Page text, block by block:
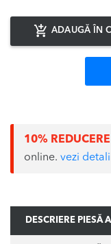
ADAUGĂ ÎN
10%
online. vezi
DESCRIERE PIESĂ